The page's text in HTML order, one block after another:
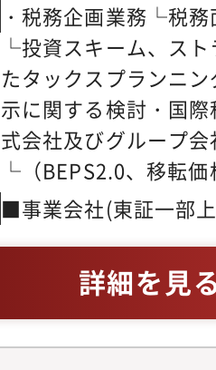
・税務企画業務└税
└投資スキーム、ス
たタックスプランニ
示に関する検討・国
式会社及びグループ
└（BEPS2.0、移転
税務調査フォロー、
ル税務ポリシー検討
ン把握、移転価格文
務）・国内税務業務
告、税務調査対応└グ
務など事業部門から
■事業会社(東証一部
所/国税局調査部や国
申告書作成/税効果
詳細を見